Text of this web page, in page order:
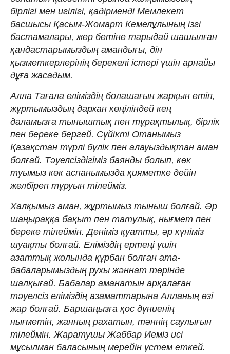
бірлігі мен игілігі, қадірменді Мемлекет
басшысы Қасым-Жомарт Кемелұлының ізгі
бастамалары, жер бетіне тарыдай шашылған
қандастарымыздың амандығы, дін
қызметкерлерінің берекелі істері үшін арнайы
дұға жасадым.
Алла Тағала еліміздің болашағын жарқын етіп,
жұртымыздың дархан көңіліндей кең
даламызға тыныштық пен тұрақтылық, бірлік
пен береке бергей. Сүйікті Отанымыз
Қазақстан түрлі бүлік пен алауыздықтан аман
болғай. Тәуелсіздігіміз баянды болып, көк
туымыз көк аспанымызда қияметке дейін
желбіреп тұруын тілейміз.
Халқымыз аман, жұртымыз тыныш болғай. Әр
шаңыраққа бақыт пен татулық, нығмет пен
береке тілеймін. Деніміз қуатты, әр күніміз
шуақты болғай. Еліміздің ертеңі үшін
азаттық жолында құрбан болған ата-
бабаларымыздың рухы жәннат төрінде
шалқығай. Бабалар аманатын арқалаған
тәуелсіз еліміздің азаматтарына Алланың өзі
жар болғай. Баршаңызға қос дүниенің
нығметін, жанның рахатын, тәннің саулығын
тілеймін. Жаратушы Жаббар Иеміз исі
мұсылман баласының мерейін үстем еткей.